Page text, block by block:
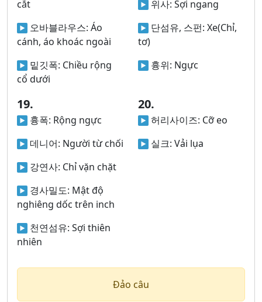
cắt
오바블라우스: Áo
cánh, áo khoác ngoài
밑깃폭: Chiều rộng
cổ dưới
위사: Sợi ngang
단섬유, 스펀: Xe(Chỉ,
tơ)
흉위: Ngực
19.
흉폭: Rộng ngực
데니어: Người từ chối
강연사: Chỉ vặn chặt
경사밀도: Mật độ
nghiêng dốc trên inch
천연섬유: Sợi thiên
nhiên
20.
허리사이즈: Cỡ eo
실크: Vải lụa
Đảo câu